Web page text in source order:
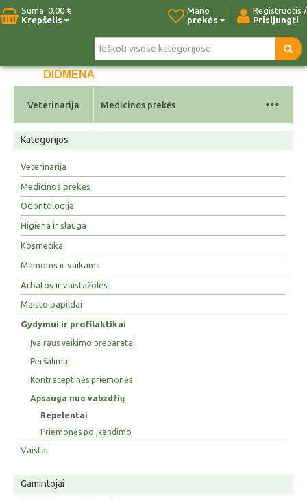
Suma: 0,00 €
Krepšelis
Registruotis /
Prisijungti
Mano
prekės
Pradžia Naujos prekės Kontaktai
Veterinarija Medicinos prekės ...
Kategorijos
Veterinarija
Medicinos prekės
Odontologija
Higiena ir slauga
Kosmetika
Mamoms ir vaikams
Arbatos ir vaistažolės
Maisto papildai
Gydymui ir profilaktikai
Įvairaus veikimo preparatai
Peršalimui
Kontraceptinės priemonės
Apsauga nuo vabzdžių
Repelentai
Priemonės po įkandimo
Vaistai
Gamintojai